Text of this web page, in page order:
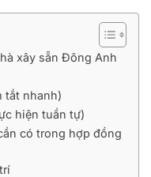
xây sẵn Đông Anh
tắt nhanh)
hiện tuần tự)
có trong hợp đồng